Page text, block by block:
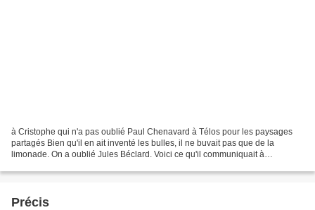
à Cristophe qui n'a pas oublié Paul Chenavard à Télos pour les paysages
partagés Bien qu'il en ait inventé les bulles, il ne buvait pas que de la
limonade. On a oublié Jules Béclard. Voici ce qu'il communiquait à
Précis